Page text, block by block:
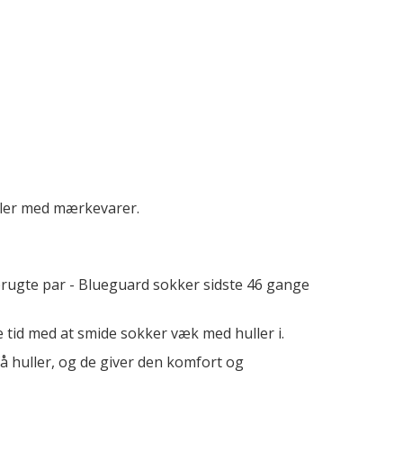
med mærkevarer.
par - Blueguard sokker sidste 46 gange
med at smide sokker væk med huller i.
huller, og de giver den komfort og